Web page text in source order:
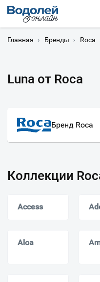
Главная › Бренды › Roca
Luna от Roca
Бренд Roca
Коллекции
Access
Aloa